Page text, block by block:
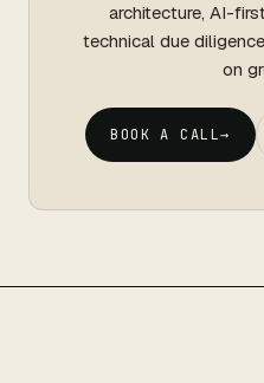
architecture, AI-
technical due
on
BOOK A CALL→